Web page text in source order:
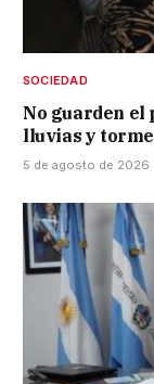
SOCIEDAD
No guarden el
lluvias y
5 de agosto de 2026